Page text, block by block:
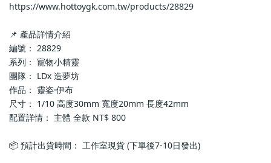
https://www.hottoygk.com.tw/products/28829
📌 產品詳情介紹
編號： 28829
系列： 寵物小精靈
團隊： LDx 造夢坊
作品： 靈姿·伊布
尺寸： 1/10 高度30mm 寬度20mm 長度42mm
配置詳情： 主體 全款 NT$ 800
📦 預計出貨時間： 工作室現貨 (下單後7-10日發出)